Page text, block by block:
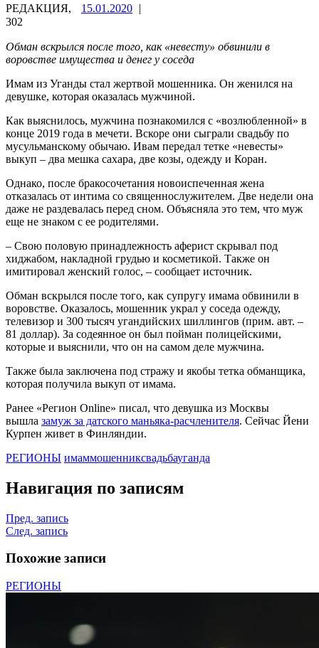
РЕДАКЦИЯ, 15.01.2020 |
302
Обман вскрылся после того, как «невесту» обвинили в
воровстве имущества и денег у соседа
Имам из Уганды стал жертвой мошенника. Он женился на
девушке, которая оказалась мужчиной.
Как выяснилось, мужчина познакомился с «возлюбленной» в
конце 2019 года в мечети. Вскоре они сыграли свадьбу по
мусульманскому обычаю. Ивам передал тетке «невесты»
выкуп – два мешка сахара, две козы, одежду и Коран.
Однако, после бракосочетания новоиспеченная жена
отказалась от интима со священнослужителем. Две недели она
даже не раздевалась перед сном. Объясняла это тем, что муж
еще не знаком с ее родителями.
– Свою половую принадлежность аферист скрывал под
хиджабом, накладной грудью и косметикой. Также он
имитировал женский голос, – сообщает источник.
Обман вскрылся после того, как супругу имама обвинили в
воровстве. Оказалось, мошенник украл у соседа одежду,
телевизор и 300 тысяч угандийских шиллингов (прим. авт. –
81 доллар). За содеянное он был пойман полицейскими,
которые и выяснили, что он на самом деле мужчина.
Также была заключена под стражу и якобы тетка обманщика,
которая получила выкуп от имама.
Ранее «Регион Online» писал, что девушка из Москвы
вышла замуж за датского маньяка-расчленителя. Сейчас Йени
Курпен живет в Финляндии.
РЕГИОНЫ имаммошенниксвадьбауганда
Навигация по записям
Пред. запись
След. запись
Похожие записи
РЕГИОНЫ